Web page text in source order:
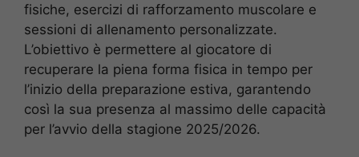
fisiche, esercizi di rafforzamento muscolare e
sessioni di allenamento personalizzate.
L’obiettivo è permettere al giocatore di
recuperare la piena forma fisica in tempo per
l’inizio della preparazione estiva, garantendo
così la sua presenza al massimo delle capacità
per l’avvio della stagione 2025/2026.